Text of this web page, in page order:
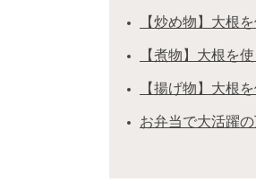
【炒め物】大根
【煮物】大根を
【揚げ物】大根
お弁当で大活躍